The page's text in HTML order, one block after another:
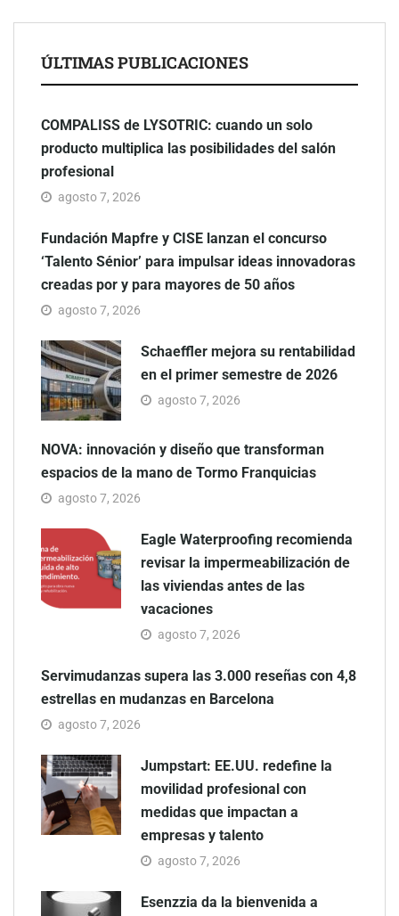
ÚLTIMAS PUBLICACIONES
COMPALISS de LYSOTRIC: cuando un solo
producto multiplica las posibilidades del salón
profesional
agosto 7, 2026
Fundación Mapfre y CISE lanzan el concurso
‘Talento Sénior’ para impulsar ideas innovadoras
creadas por y para mayores de 50 años
agosto 7, 2026
Schaeffler mejora su rentabilidad
en el primer semestre de 2026
agosto 7, 2026
NOVA: innovación y diseño que transforman
espacios de la mano de Tormo Franquicias
agosto 7, 2026
Eagle Waterproofing recomienda
revisar la impermeabilización de
las viviendas antes de las
vacaciones
agosto 7, 2026
Servimudanzas supera las 3.000 reseñas con 4,8
estrellas en mudanzas en Barcelona
agosto 7, 2026
Jumpstart: EE.UU. redefine la
movilidad profesional con
medidas que impactan a
empresas y talento
agosto 7, 2026
Esenzzia da la bienvenida a